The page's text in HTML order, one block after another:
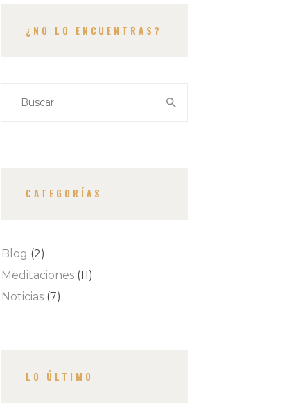
¿NO LO ENCUENTRAS?
CATEGORÍAS
Blog (2)
Meditaciones (11)
Noticias (7)
LO ÚLTIMO